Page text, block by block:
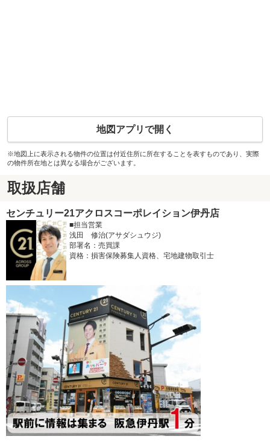
地図アプリで開く
※地図上に表示される物件の位置は付近住所に所在することを表すものであり、実際
の物件所在地とは異なる場合がございます。
取扱店舗
センチュリー21アクロスコーポレイション伊丹店
■担当営業
浅田 修治(アサダシュウジ)
部署名：売買課
資格：損害保険募集人資格、宅地建物取引士